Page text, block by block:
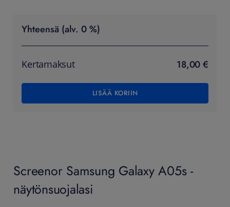
Yhteensä (alv. 0 %)
Kertamaksut 18,00 €
LISÄÄ KORIIN
Screenor Samsung Galaxy A05s -
näytönsuojalasi